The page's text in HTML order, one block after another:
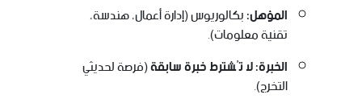
المؤهل:بكالوريوس (إدارة أعمال، هندسة،
تقنية معلومات).
الخبرة:لا تُشترط خبرة سابقة(فرصة لحديثي
التخرج).